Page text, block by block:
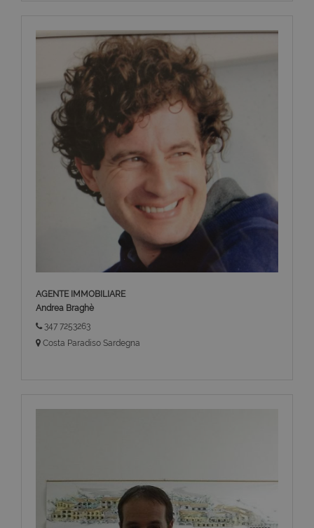
AGENTE IMMOBILIARE
Andrea Braghè
347 7253263
Costa Paradiso Sardegna